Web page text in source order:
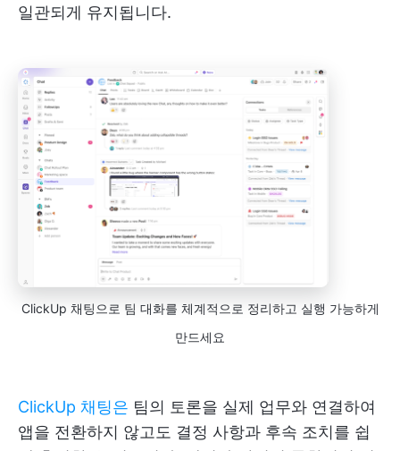
일관되게 유지됩니다.
ClickUp 채팅으로 팀 대화를 체계적으로 정리하고 실행 가능하게
만드세요
ClickUp 채팅은 팀의 토론을 실제 업무와 연결하여
앱을 전환하지 않고도 결정 사항과 후속 조치를 쉽